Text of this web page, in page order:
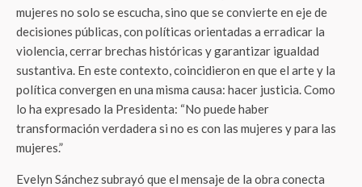
mujeres no solo se escucha, sino que se convierte en eje de
decisiones públicas, con políticas orientadas a erradicar la
violencia, cerrar brechas históricas y garantizar igualdad
sustantiva. En este contexto, coincidieron en que el arte y la
política convergen en una misma causa: hacer justicia. Como
lo ha expresado la Presidenta: “No puede haber
transformación verdadera si no es con las mujeres y para las
mujeres.”
Evelyn Sánchez subrayó que el mensaje de la obra conecta